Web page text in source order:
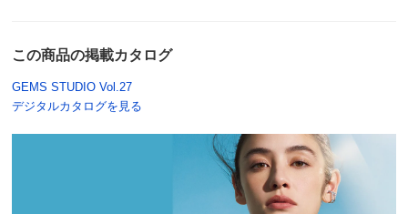
この商品の掲載カタログ
GEMS STUDIO Vol.27
デジタルカタログを見る